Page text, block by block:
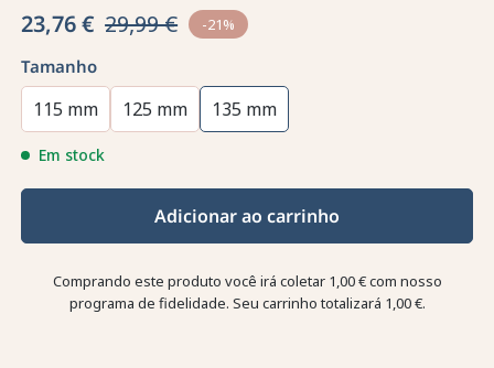
23,76 € 29,99 € -21%
Tamanho
115 mm 125 mm 135 mm
Em stock
Adicionar ao carrinho
Comprando este produto você irá coletar 1,00 €com nosso
programa de fidelidade. Seu carrinho totalizará 1,00 €.